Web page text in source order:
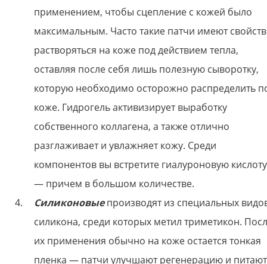
применением, чтобы сцепление с кожей было
максимальным. Часто такие патчи имеют
растворяться на коже под действием тепла,
оставляя после себя лишь полезную сыворотку,
которую необходимо осторожно распределить
коже. Гидрогель активизирует выработку
собственного коллагена, а также отлично
разглаживает и увлажняет кожу. Среди
компонентов вы встретите гиалуроновую кислоту
— причем в большом количестве.
Силиконовыепроизводят из специальных
силикона, среди которых метил триметикон.
их применения обычно на коже остается тонкая
пленка — патчи улучшают регенерацию и питают